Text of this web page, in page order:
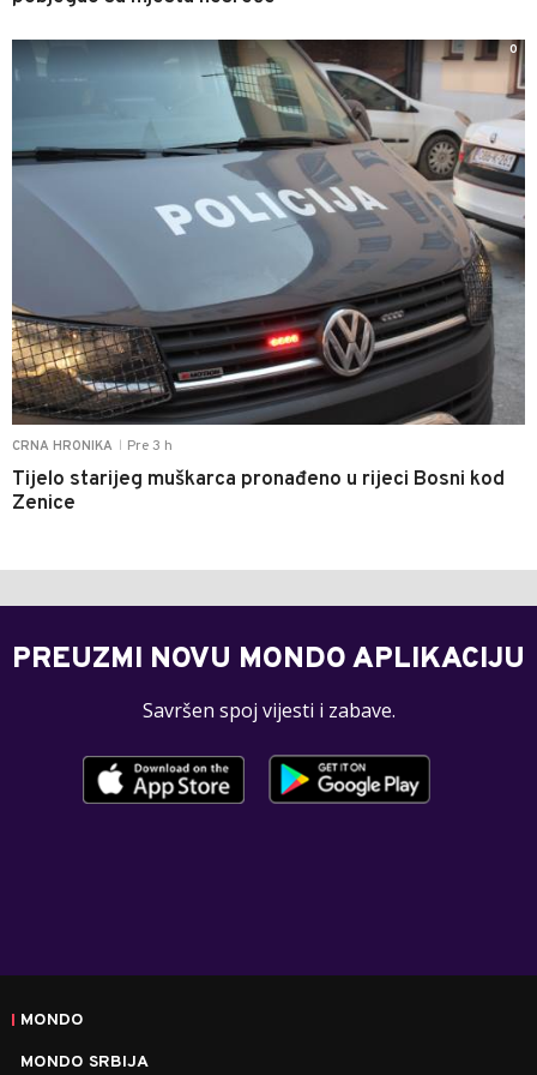
CRNA HRONIKA Pre 3 h
Tijelo starijeg muškarca pronađeno u rijeci Bosni kod
Zenice
0
PREUZMI NOVU MONDO APLIKACIJU
Savršen spoj vijesti i zabave.
MONDO
MONDO SRBIJA